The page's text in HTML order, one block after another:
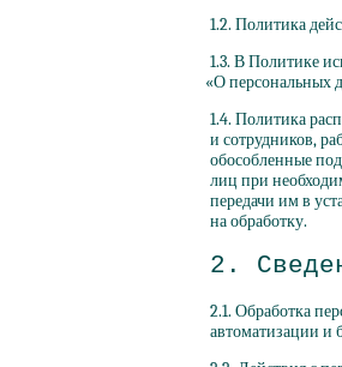
1.2. Политика
1.3. В Политике
«Оперсональных
1.4. Политика
и сотрудников,
обособленные
лиц при
передачи им в
на обработку.
2.
2.1. Обработка
автоматизации и